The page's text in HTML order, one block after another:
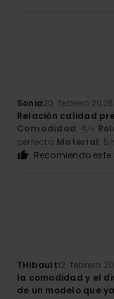
Sonia20. febrero 2026
Relación calidad
Comodidad: 4/5
perfecta Material: 5/
Recomiendo
THibault12. febrero
la comodidad y el
de un modelo que